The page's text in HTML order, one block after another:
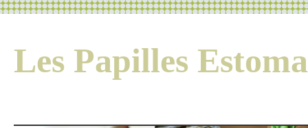
Les Papilles